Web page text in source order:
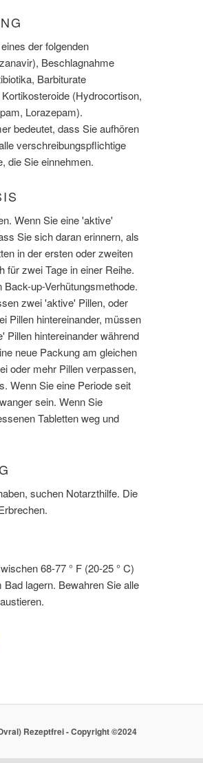
der folgenden
Beschlagnahme
Barbiturate
(Hydrocortison,
Lorazepam).
bedeutet, dass Sie aufhören
verschreibungspflichtige
die Sie einnehmen.
Wenn Sie eine 'aktive'
Sie sich daran erinnern, als
in der ersten oder zweiten
für zwei Tage in einer Reihe.
up-Verhütungsmethode.
zwei 'aktive' Pillen, oder
Pillen hintereinander, müssen
Pillen hintereinander während
neue Packung am gleichen
oder mehr Pillen verpassen,
Wenn Sie eine Periode seit
sein. Wenn Sie
Tabletten weg und
suchen Notarzthilfe. Die
68-77 ° F (20-25 ° C)
lagern. Bewahren Sie alle
Rezeptfrei - Copyright ©2024